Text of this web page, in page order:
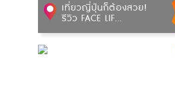
เที่ยวญี่ปุ่นก็ต้องสวย!
รีวิว FACE LIF...